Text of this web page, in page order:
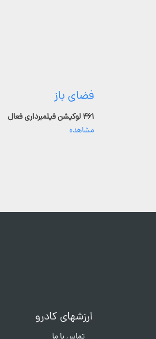
فضای باز
۴۶۱ لوکیشن فیلمبرداری فعال
مشاهده
ارزشهای کادرو